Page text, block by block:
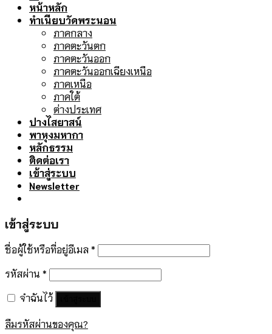
หน้าหลัก
ทำเนียบวัดพระนอน
ภาคกลาง
ภาคตะวันตก
ภาคตะวันออก
ภาคตะวันออกเฉียงเหนือ
ภาคเหนือ
ภาคใต้
ต่างประเทศ
ปางไสยาสน์
พาหุงมหากา
หลักธรรม
ติดต่อเรา
เข้าสู่ระบบ
Newsletter
เข้าสู่ระบบ
ชื่อผู้ใช้หรือที่อยู่อีเมล*
รหัสผ่าน *
จำฉันไว้
ลืมรหัสผ่านของคุณ?